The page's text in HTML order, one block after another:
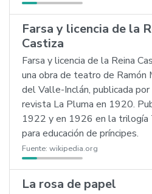
Farsa y licencia de la
Castiza
Farsa y licencia de la Reina
una obra de teatro de Ramón
del Valle-Inclán, publicada
revista La Pluma en 1920.
1922 y en 1926 en la trilogía
para educación de príncipes.
Fuente: wikipedia.org
La rosa de papel